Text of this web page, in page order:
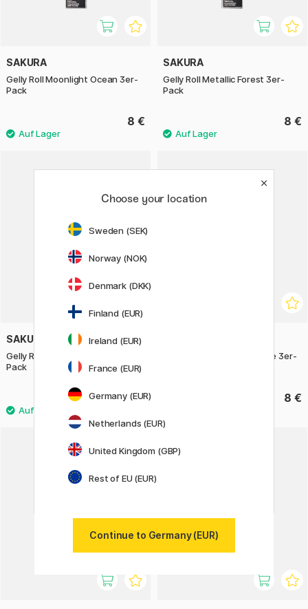
SAKURA
Gelly Roll Moonlight Ocean 3er-
Pack
8 €
SAKURA
Gelly Roll Metallic Forest 3er-
Pack
8 €
SAKURA
Gelly Roll Moonlight Calm 3er-
Pack
8 €
Gelly Roll Moonlight Nature 3er-
8 €
Choose your location
Sweden (SEK)
Norway (NOK)
Denmark (DKK)
Finland (EUR)
Ireland (EUR)
France (EUR)
Germany (EUR)
Netherlands (EUR)
United Kingdom (GBP)
Rest of EU (EUR)
Continue to Germany (EUR)